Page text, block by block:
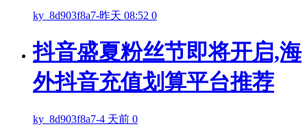
ky_8d903f8a7-昨天 08:52 0
抖音盛夏粉丝节即将开启,海
外抖音充值划算平台推荐
ky_8d903f8a7-4 天前 0